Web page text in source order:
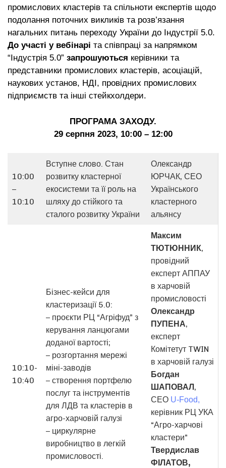
промислових кластерів та спільноти експертів щодо
подолання поточних викликів та розв’язання
нагальних питань переходу України до Індустрії 5.0.
До участі у вебінарі та співпраці за напрямком
“Індустрія 5.0” запрошуються керівники та
представники промислових кластерів, асоціацій,
наукових установ, НДІ, провідних промислових
підприємств та інші стейкхолдери.
ПРОГРАМА ЗАХОДУ.
29 серпня 2023, 10:00 – 12:00
10:00
–
10:10
Вступне слово. Стан
розвитку кластерної
екосистеми та її роль на
шляху до стійкого та
сталого розвитку України
Олександр
ЮРЧАК, СЕО
Українського
кластерного
альянсу
10:10-
10:40
Бізнес-кейси для
кластеризації 5.0:
– проєкти РЦ “Агріфуд” з
керування ланцюгами
доданої вартості;
– розгортання мережі
міні-заводів
– створення портфелю
послуг та інструментів
для ЛДВ та кластерів в
агро-харчовій галузі
– циркулярне
виробництво в легкій
промисловості.
Максим
ТЮТЮННИК,
провідний
експерт АППАУ
в харчовій
промисловості
Олександр
ПУПЕНА,
експерт
Комітетут TWIN
в харчовій галузі
Богдан
ШАПОВАЛ,
СЕО U-Food,
керівник РЦ УКА
“Агро-харчові
кластери”
Твердислав
ФІЛАТОВ,